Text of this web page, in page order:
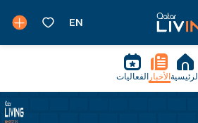
الرئيسية الأخبار الفعاليات